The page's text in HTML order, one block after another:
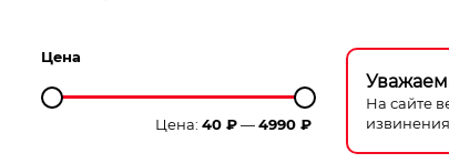
Отопление и климат
На сайте
Цена
Цена: 40 ₽— 4990 ₽